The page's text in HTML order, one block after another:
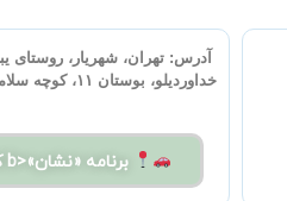
آدرس: تهران، شهریار، روستای
خداوردیلو، بوستان ۱۱، کوچه سلامت، پلاک ۶
برنامه «نشان»<b کلیک کنید